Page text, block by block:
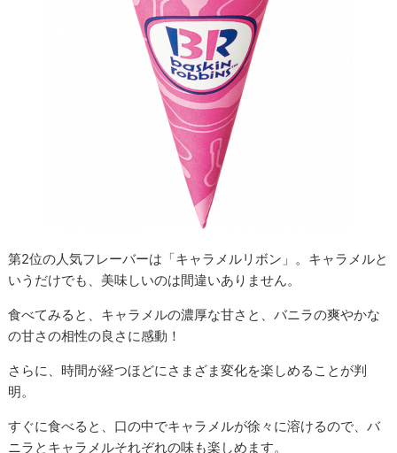
第2位の人気フレーバーは「キャラメルリボン」。キャラメルと
いうだけでも、美味しいのは間違いありません。
食べてみると、キャラメルの濃厚な甘さと、バニラの爽やかな
の甘さの相性の良さに感動！
さらに、時間が経つほどにさまざま変化を楽しめることが判
明。
すぐに食べると、口の中でキャラメルが徐々に溶けるので、バ
ニラとキャラメルそれぞれの味も楽しめます。